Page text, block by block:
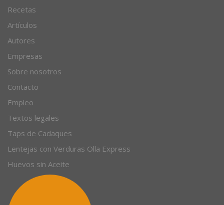
Recetas
Artículos
Autores
Empresas
Sobre nosotros
Contacto
Empleo
Textos legales
Taps de Cadaques
Lentejas con Verduras Olla Express
Huevos sin Aceite